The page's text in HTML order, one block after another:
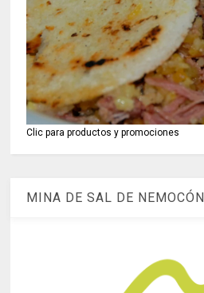
Clic para productos y promociones
MINA DE SAL DE NEMOCÓN